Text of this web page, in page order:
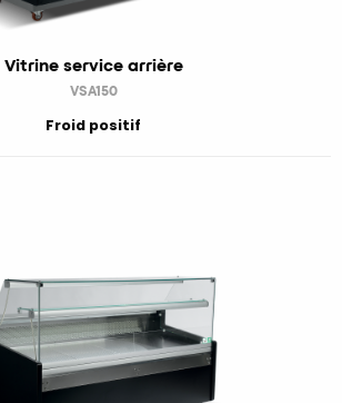
Vitrine service arrière
VSA150
Froid positif